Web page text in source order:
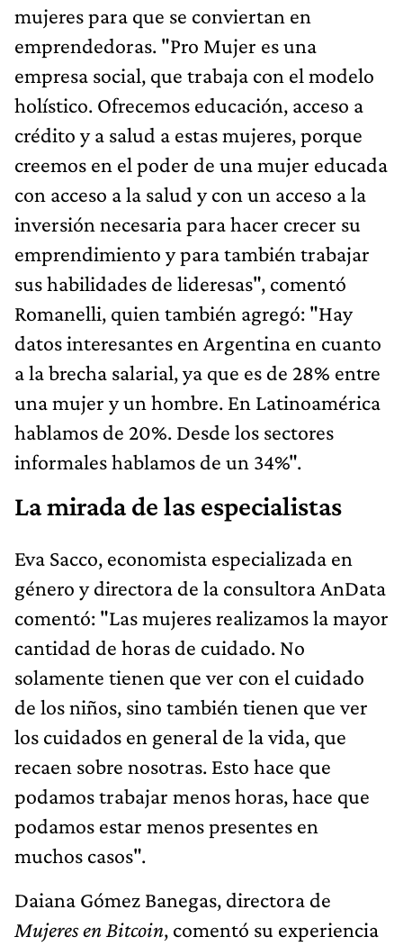
mujeres para que se conviertan en
emprendedoras. "Pro Mujer es una
empresa social, que trabaja con el modelo
holístico. Ofrecemos educación, acceso a
crédito y a salud a estas mujeres, porque
creemos en el poder de una mujer educada
con acceso a la salud y con un acceso a la
inversión necesaria para hacer crecer su
emprendimiento y para también trabajar
sus habilidades de lideresas", comentó
Romanelli, quien también agregó: "Hay
datos interesantes en Argentina en cuanto
a la brecha salarial, ya que es de 28% entre
una mujer y un hombre. En Latinoamérica
hablamos de 20%. Desde los sectores
informales hablamos de un 34%".
La mirada de las especialistas
Eva Sacco, economista especializada en
género y directora de la consultora AnData
comentó: "Las mujeres realizamos la mayor
cantidad de horas de cuidado. No
solamente tienen que ver con el cuidado
de los niños, sino también tienen que ver
los cuidados en general de la vida, que
recaen sobre nosotras. Esto hace que
podamos trabajar menos horas, hace que
podamos estar menos presentes en
muchos casos".
Daiana Gómez Banegas, directora de
Mujeres en Bitcoin, comentó su experiencia